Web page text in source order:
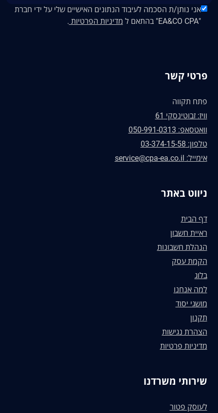
אני נותן/ת הסכמה לעיבוד הנתונים האישיים שלי על ידי חברת
"EA&CO CPA" בהתאם ל
מדיניות הפרטיות .
פרטי קשר
פתח תקווה
וויז: זבוטינסקי 61
וואטסאפ: 050-991-0313
טלפון: 03-374-15-58
אימייל: service@cpa-ea.co.il
ניווט באתר
דף הבית
ראיית חשבון
הנהלת חשבונות
הקמת עסק
בלוג
למה אנחנו
מושגי יסוד
תקנון
הצהרת נגישות
מדיניות פרטיות
שירותי משרדנו
לעוסק פטור